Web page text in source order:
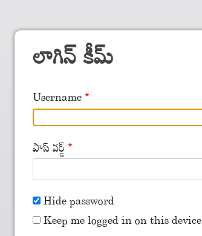
లాగిన్ కీమ్
Username
పాస్ వర్డ్
Hide password
Keep me logged in on this device